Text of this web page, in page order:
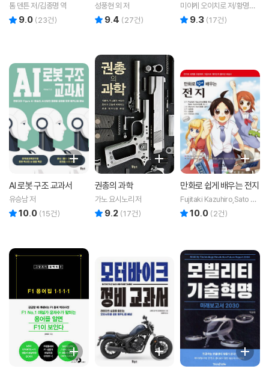
톰 덴튼 저/김종명 역
9.0 (23건)
성풍현 외 저
9.4 (27건)
미야케 오이치로 저/황명희
역 9.3 (17건)
AI 로봇 구조 교과서
유승남 저
10.0 (15건)
권총의 과학
가노 요시노리 저
9.2 (17건)
만화로 쉽게 배우는 전지
Fujitaki Kazuhiro,Sato Yui
chi 공저/김필호 역/김광호
감역
10.0 (2건)